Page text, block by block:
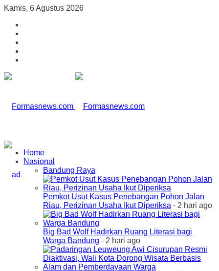
Kamis, 6 Agustus 2026
Home
Nasional
Bandung Raya
Pemkot Usut Kasus Penebangan Pohon Jalan
Riau, Perizinan Usaha Ikut Diperiksa - 2 hari ago
Big Bad Wolf Hadirkan Ruang Literasi bagi
Warga Bandung - 2 hari ago